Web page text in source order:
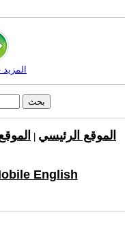
المزيد
الموقع الرئيسي
English